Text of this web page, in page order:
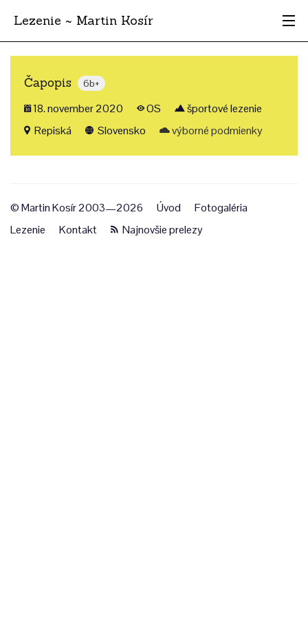
Lezenie ~ Martin Kosír
Najhodnotnejšie
Oblasti
Krajina
Štýl
Čapopis 6b+
18. november 2020 OS
športové lezenie
Repiská
Slovensko výborné podmienky
© Martin Kosír 2003—2026 Úvod
Fotogaléria
Lezenie
Kontakt Najnovšie prelezy